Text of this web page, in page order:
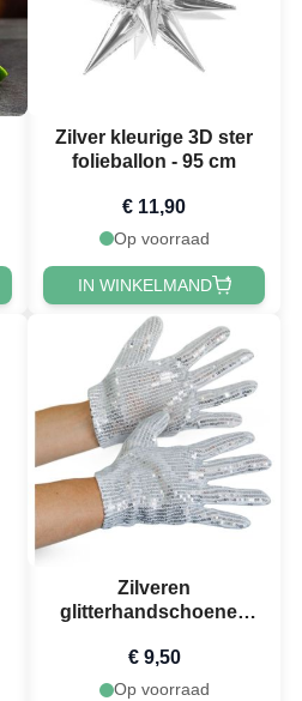
Zilver kleurige 3D ster
folieballon - 95 cm
€ 11,90
Op voorraad
IN WINKELMAND
Zilveren
glitterhandschoenen
€ 9,50
Op voorraad